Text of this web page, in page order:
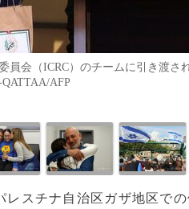
員会（ICRC）のチームに引き渡
AFP
レスチナ自治区ガザ地区で